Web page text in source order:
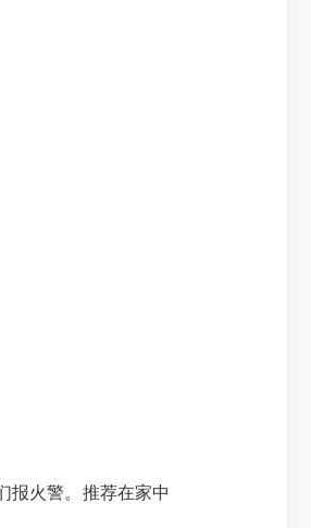
火警。推荐在家中